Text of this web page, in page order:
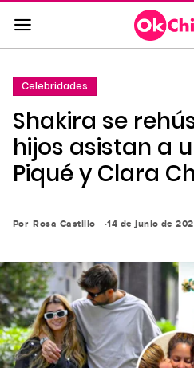
Saltar
al
contenido
a
la
navegación
principal
Celebridades
Shakira se
hijos asistan a
Piqué y Clara
Por Rosa Castillo 14 de junio de